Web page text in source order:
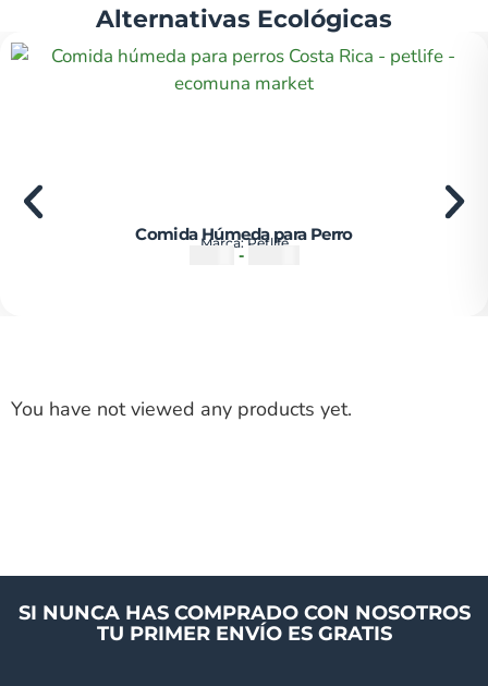
Alternativas Ecológicas
Comida Húmeda para Perro
Marca:Petlife
-
You have not viewed any products yet.
SI NUNCA HAS COMPRADO CON NOSOTROS
TU PRIMER ENVÍO ES GRATIS